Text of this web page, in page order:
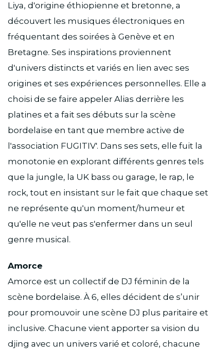
Liya, d'origine éthiopienne et bretonne, a
découvert les musiques électroniques en
fréquentant des soirées à Genève et en
Bretagne. Ses inspirations proviennent
d'univers distincts et variés en lien avec ses
origines et ses expériences personnelles. Elle a
choisi de se faire appeler Alias derrière les
platines et a fait ses débuts sur la scène
bordelaise en tant que membre active de
l'association FUGITIV'. Dans ses sets, elle fuit la
monotonie en explorant différents genres tels
que la jungle, la UK bass ou garage, le rap, le
rock, tout en insistant sur le fait que chaque set
ne représente qu'un moment/humeur et
qu'elle ne veut pas s'enfermer dans un seul
genre musical.
Amorce
Amorce est un collectif de DJ féminin de la
scène bordelaise. À 6, elles décident de s’unir
pour promouvoir une scène DJ plus paritaire et
inclusive. Chacune vient apporter sa vision du
djing avec un univers varié et coloré, chacune